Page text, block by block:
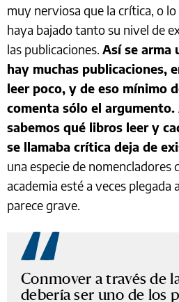
muy nerviosa que la crítica, o
haya bajado tanto su nivel de
las publicaciones. Así se arma
hay muchas publicaciones,
leer poco, y de eso mínimo
comenta sólo el argumento.
sabemos qué libros leer y
se llamaba crítica deja de
una especie de nomencladores
academia esté a veces plegada
parece grave.
Conmover a través de
debería ser uno de los